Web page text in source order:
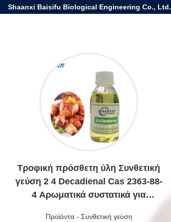
Shaanxi Baisifu Biological Engineering Co., Ltd.
Τροφική πρόσθετη ύλη Συνθετική
γεύση 2 4 Decadienal Cas 2363-88-
4 Αρωματικά συστατικά για
Προϊόντα- Συνθετική γεύση